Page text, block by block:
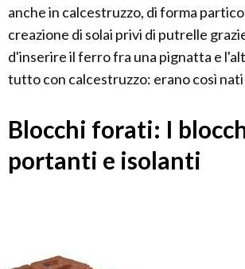
anche in calcestruzzo, di forma
creazione di solai privi di putrelle
d'inserire il ferro fra una pignatta e
tutto con calcestruzzo: erano così nati
Blocchi forati: I
portanti e isolanti